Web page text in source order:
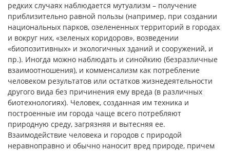
редких случаях наблюдается мутуализм – получение
приблизительно равной пользы (например, при создании
национальных парков, озелененных территорий в городах
и вокруг них, «зеленых коридоров», возведении
«биопозитивных» и экологичных зданий и сооружений, и
пр.). Иногда можно наблюдать и синойкию (безразличные
взаимоотношения), и комменсализм как потребление
человеком результатов или остатков жизнедеятельности
другого вида без причинения ему вреда (в различных
биотехнологиях). Человек, созданная им техника и
построенные им города чаще всего потребляют
природную среду, загрязняя и вытесняя ее.
Взаимодействие человека и городов с природой
неравноправно и обычно наносит вред природе, причем